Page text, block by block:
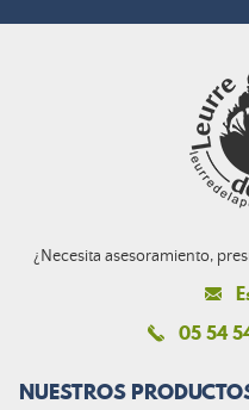
¿Necesita asesoramiento,
05 54
NUESTROS